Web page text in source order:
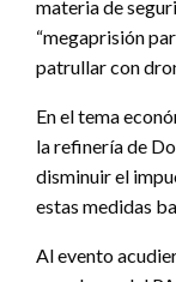
materia de
“megaprisión
patrullar con
En el tema
la refinería de
disminuir el
estas medidas
Al evento